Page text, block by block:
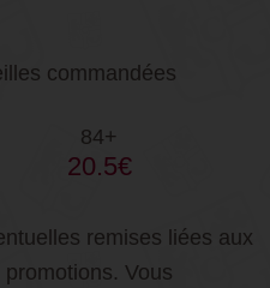
commandées
84+
20.5€
remises liées aux
Vous